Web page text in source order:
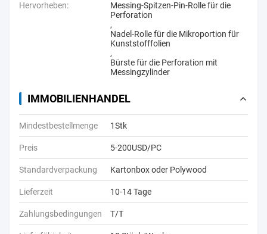
Hervorheben:
Messing-Spitzen-Pin-Rolle für die
Perforation
,
Nadel-Rolle für die Mikroportion für
Kunststofffolien
,
Bürste für die Perforation mit
Messingzylinder
IMMOBILIENHANDEL
Mindestbestellmenge 1Stk
Preis 5-200USD/PC
Standardverpackung Kartonbox oder Polywood
Lieferzeit 10-14 Tage
Zahlungsbedingungen T/T